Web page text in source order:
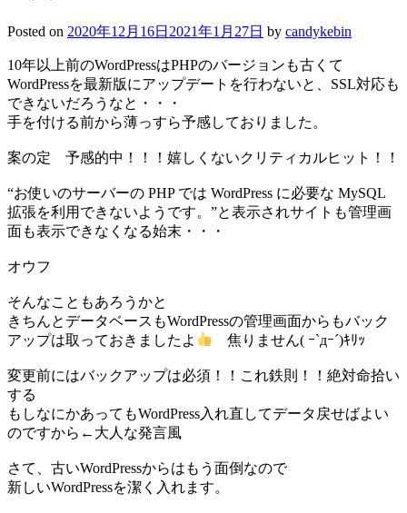
Posted on 2020年12月16日 2021年1月27日 by candykebin
10年以上前のWordPressはPHPのバージョンも古くて
WordPressを最新版にアップデートを行わないと、SSL対応も
できないだろうなと・・・
手を付ける前から薄っすら予感しておりました。
案の定 予感的中！！！嬉しくないクリティカルヒット！！
“お使いのサーバーの PHP では WordPress に必要な MySQL
拡張を利用できないようです。”と表示されサイトも管理画
面も表示できなくなる始末・・・
オウフ
そんなこともあろうかと
きちんとデータベースもWordPressの管理画面からもバック
アップは取っておきましたよ
焦りません( ｰ`дｰ´)ｷﾘｯ
変更前にはバックアップは必須！！これ鉄則！！絶対命拾い
する
もしなにかあってもWordPress入れ直してデータ戻せばよい
のですから←大人な発言風
さて、古いWordPressからはもう面倒なので
新しいWordPressを潔く入れます。